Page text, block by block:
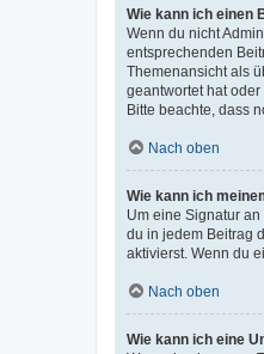
Wie kann ich einen
Wenn du nicht
entsprechenden
Themenansicht als
geantwortet hat
Bitte beachte, dass
Nach oben
Wie kann ich
Um eine Signatur
du in jedem Beitrag
aktivierst. Wenn du
Nach oben
Wie kann ich eine